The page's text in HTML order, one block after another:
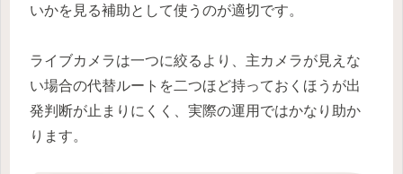
いかを見る補助として使うのが適切です。
ライブカメラは一つに絞るより、主カメラが見えな
い場合の代替ルートを二つほど持っておくほうが出
発判断が止まりにくく、実際の運用ではかなり助か
ります。